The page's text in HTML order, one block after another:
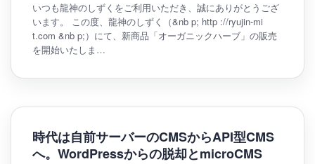
いつも龍神のしずくをご利用いただき、誠にありがとうござ
います。 この度、龍神のしずく（&nb p; http ://ryujin-mi
t.com &nb p;）にて、新商品「オーガニックハーブ」の販売
を開始いたしま…
時代は自前サーバーのCMSからAPI型CMS
へ。WordPressからの脱却とmicroCMS